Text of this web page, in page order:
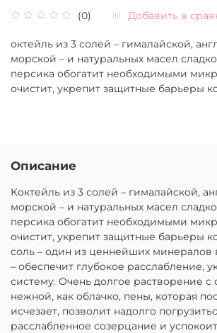
(0) Добавить в
октейль из 3 солей – гималайской,
морской – и натуральных масел
персика обогатит необходимыми
очистит, укрепит защитные барьеры
Описание
Коктейль из 3 солей – гималайской,
морской – и натуральных масел
персика обогатит необходимыми
очистит, укрепит защитные барьеры
соль – один из ценнейших минералов
– обеспечит глубокое расслабление,
систему. Очень долгое растворение с
нежной, как облачко, пены, которая
исчезает, позволит надолго
расслабленное созерцание и